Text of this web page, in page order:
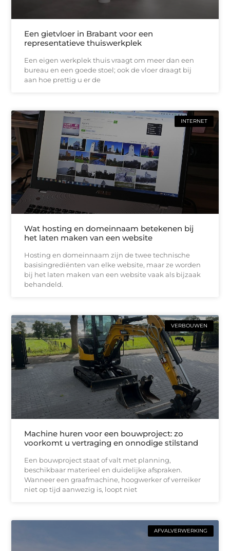
Een gietvloer in Brabant voor een
representatieve thuiswerkplek
Een eigen werkplek thuis vraagt om meer dan een
bureau en een goede stoel; ook de vloer draagt bij
aan hoe prettig u er de
INTERNET
Wat hosting en domeinnaam betekenen bij
het laten maken van een website
Hosting en domeinnaam zijn de twee technische
basisingrediënten van elke website, maar ze worden
bij het laten maken van een website vaak als bijzaak
behandeld.
VERBOUWEN
Machine huren voor een bouwproject: zo
voorkomt u vertraging en onnodige stilstand
Een bouwproject staat of valt met planning,
beschikbaar materieel en duidelijke afspraken.
Wanneer een graafmachine, hoogwerker of verreiker
niet op tijd aanwezig is, loopt niet
AFVALVERWERKING